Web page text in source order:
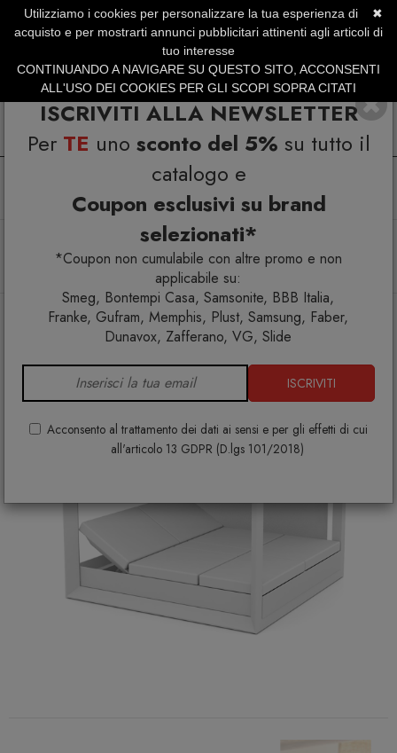
ISCRIVITI ALLA NEWSLETTER
Per TE uno sconto del 5% su tutto il
catalogo e
Coupon esclusivi su brand
selezionati*
*Coupon non cumulabile con altre promo e non
applicabile su:
Smeg, Bontempi Casa, Samsonite, BBB Italia,
Franke, Gufram, Memphis, Plust, Samsung, Faber,
Dunavox, Zafferano, VG, Slide
ISCRIVITI
Acconsento al trattamento dei dati ai sensi e per gli effetti di cui
all'articolo 13 GDPR (D.lgs 101/2018)
SERVIZIO CLIENTI +39.0773.470.562
SUMMER SALES | Fino al 31 Agosto
Arredo esterno Gazebo
Vela Baldacchino con tendalino e Daybed 4 schienali
reclinabili
✖
Utilizziamo i cookies per personalizzare la tua esperienza di
acquisto e per mostrarti annunci pubblicitari attinenti agli articoli di
tuo interesse
CONTINUANDO A NAVIGARE SU QUESTO SITO, ACCONSENTI
ALL'USO DEI COOKIES PER GLI SCOPI SOPRA CITATI